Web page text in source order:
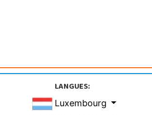
LANGUES:
Luxembourg